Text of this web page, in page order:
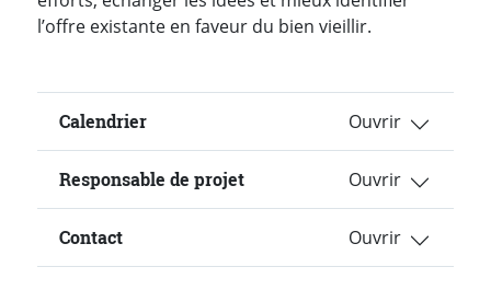
l’offre existante en faveur du bien vieillir.
Calendrier
Responsable de projet
Contact